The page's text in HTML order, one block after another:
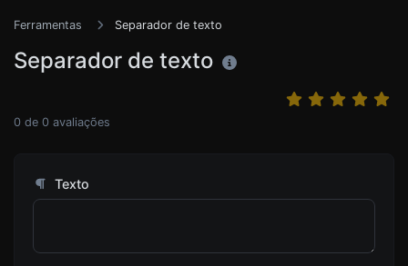
Ferramentas Separador de texto
Separador de texto
0 de 0 avaliações
Texto